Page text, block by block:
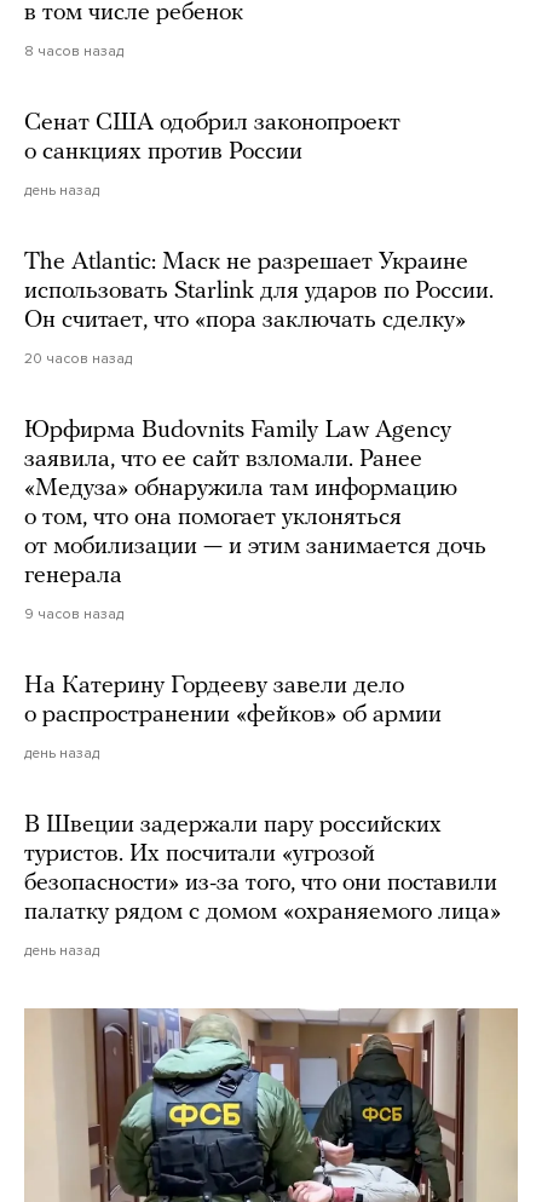
в том числе ребенок
8 часов назад
Сенат США одобрил законопроект
о санкциях против России
день назад
The Atlantic: Маск не разрешает Украине
использовать Starlink для ударов по России.
Он считает, что «пора заключать сделку»
20 часов назад
Юрфирма Budovnits Family Law Agency
заявила, что ее сайт взломали. Ранее
«Медуза» обнаружила там информацию
о том, что она помогает уклоняться
от мобилизации — и этим занимается дочь
генерала
9 часов назад
На Катерину Гордееву завели дело
о распространении «фейков» об армии
день назад
В Швеции задержали пару российских
туристов. Их посчитали «угрозой
безопасности» из-за того, что они поставили
палатку рядом с домом «охраняемого лица»
день назад